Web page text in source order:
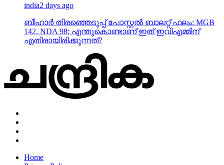
india2 days ago
ബീഹാർ തിരഞ്ഞെടുപ്പ് പോസ്റ്റൽ ബാലറ്റ് ഫലം: MGB
142, NDA 98; എന്തുകൊണ്ടാണ് ഇത് ഇവിഎമ്മിന്
എതിരായിരിക്കുന്നത്?
Home